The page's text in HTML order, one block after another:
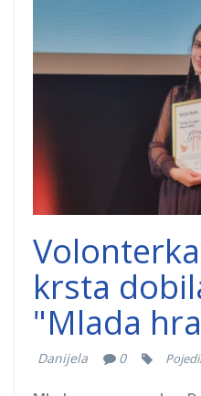
krsta
"Mlada
Danijela 0